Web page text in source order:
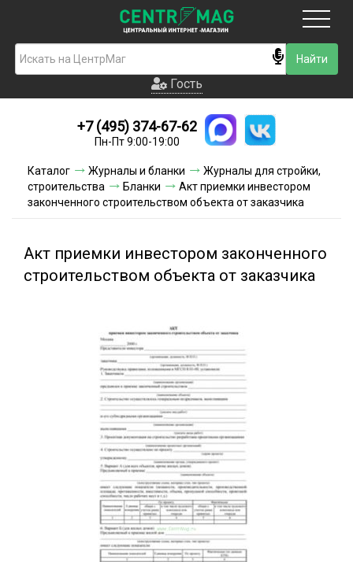
Гость
Новинки
Условия доставки
Условия оплаты
Акции и скидки
Гость
+7 (495) 374-67-62
Пн-Пт 9:00-19:00
Каталог Журналы и бланки
Журналы для стройки,
строительства
Бланки
Акт приемки инвестором
законченного строительством объекта от заказчика
Акт приемки инвестором законченного
строительством объекта от заказчика